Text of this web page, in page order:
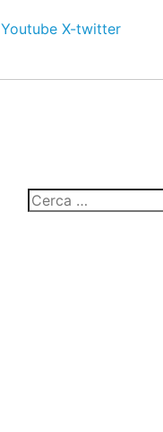
Youtube X-twitter